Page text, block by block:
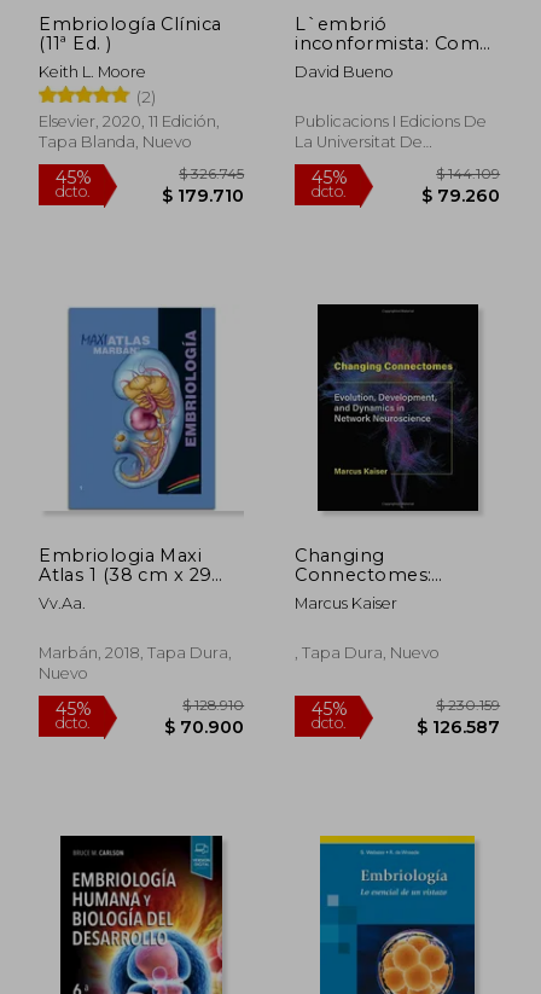
Embriología Clínica
(11ª Ed. )
Keith L. Moore
(2)
Elsevier, 2020, 11 Edición,
Tapa Blanda, Nuevo
$ 179.710
L`embrió
inconformista: Com
influeix en la nostra
evolució el
embrionari
David Bueno
Publicacions I Edicions De
La Universitat De
Barcelona, Nuevo
45%
dcto. $
Embriologia Maxi
Atlas 1 (38 cm x 29
cm)
Vv.Aa.
Marbán, 2018, Tapa Dura,
Nuevo
45% $ 128.910
Changing
Connectomes:
Evolution,
Development, and
Neuroscience
Marcus Kaiser
, Tapa Dura, Nuevo
45%